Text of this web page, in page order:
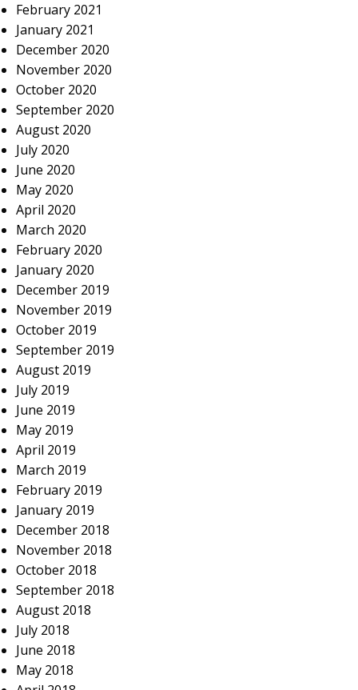
February 2021
January 2021
December 2020
November 2020
October 2020
September 2020
August 2020
July 2020
June 2020
May 2020
April 2020
March 2020
February 2020
January 2020
December 2019
November 2019
October 2019
September 2019
August 2019
July 2019
June 2019
May 2019
April 2019
March 2019
February 2019
January 2019
December 2018
November 2018
October 2018
September 2018
August 2018
July 2018
June 2018
May 2018